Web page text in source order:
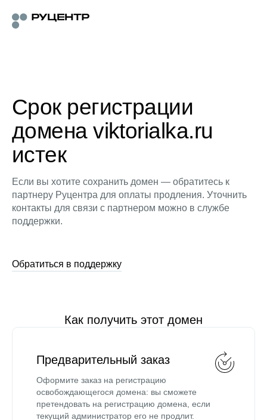
Срок регистрации
домена viktorialka.ru
истек
Если вы хотите сохранить домен — обратитесь к
партнеру Руцентра для оплаты продления. Уточнить
контакты для связи с партнером можно в службе
поддержки.
Обратиться в поддержку
Как получить этот домен
Предварительный заказ
Оформите заказ на регистрацию
освобождающегося домена: вы сможете
претендовать на регистрацию домена, если
текущий администратор его не продлит.